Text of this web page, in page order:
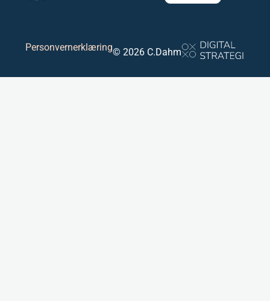
Personvernerklæring© 2026 C.Dahm